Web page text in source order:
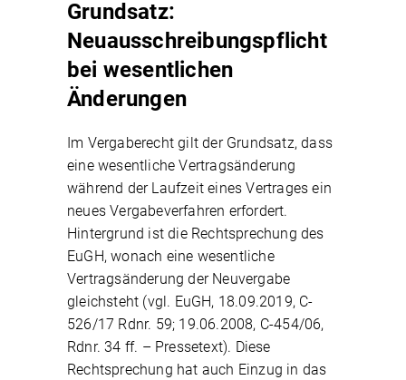
Grundsatz:
Neuausschreibungspflicht
bei wesentlichen
Änderungen
Im Vergaberecht gilt der Grundsatz, dass
eine wesentliche Vertragsänderung
während der Laufzeit eines Vertrages ein
neues Vergabeverfahren erfordert.
Hintergrund ist die Rechtsprechung des
EuGH, wonach eine wesentliche
Vertragsänderung der Neuvergabe
gleichsteht (vgl. EuGH, 18.09.2019, C-
526/17 Rdnr. 59; 19.06.2008, C-454/06,
Rdnr. 34 ff. – Pressetext). Diese
Rechtsprechung hat auch Einzug in das